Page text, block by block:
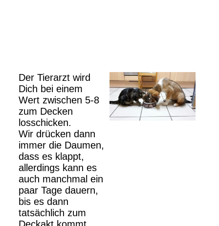
Der Tierarzt wird
Dich bei einem
Wert zwischen 5-8
zum Decken
losschicken.
Wir drücken dann
immer die Daumen,
dass es klappt,
allerdings kann es
auch manchmal ein
paar Tage dauern,
bis es dann
tatsächlich zum